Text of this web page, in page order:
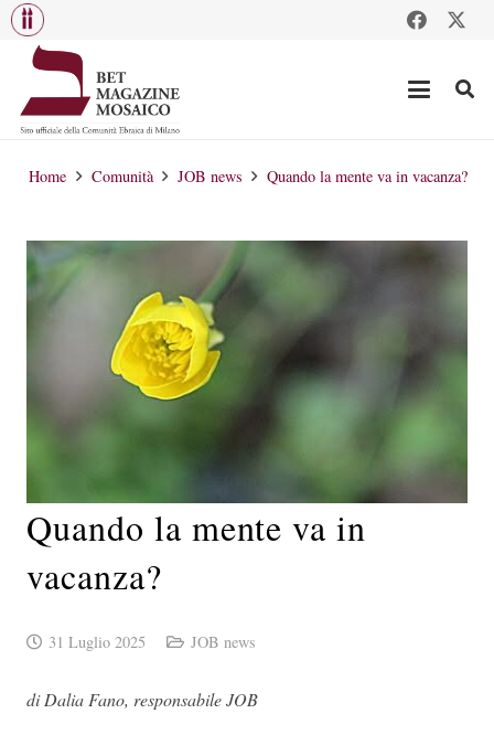
Home Comunità JOB news Quando la mente va in vacanza?
Quando la mente va in
vacanza?
31 Luglio 2025 JOB news
di Dalia Fano, responsabile JOB